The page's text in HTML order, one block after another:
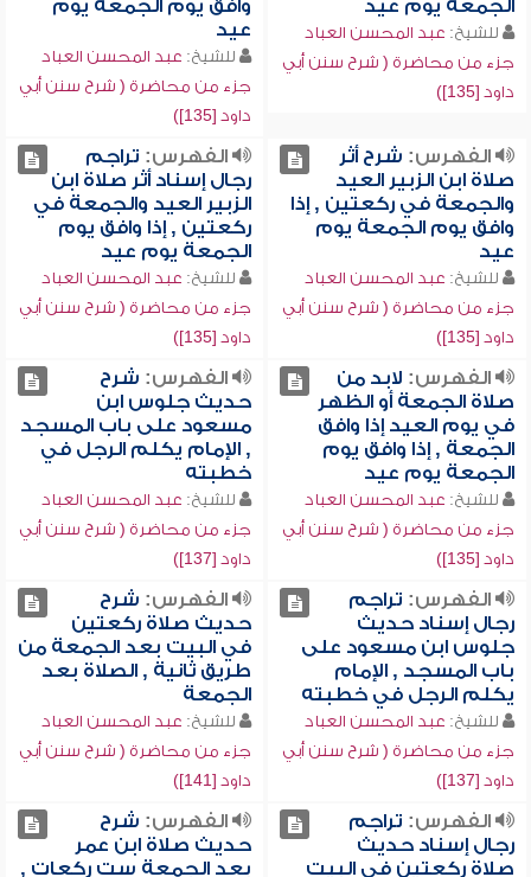
الجمعة يوم عيد
للشيخ: عبد المحسن العباد
جزء من محاضرة ( شرح سنن أبي
داود [135])
وافق يوم الجمعة يوم
عيد
للشيخ: عبد المحسن العباد
جزء من محاضرة ( شرح سنن أبي
داود [135])
الفهرس: شرح أثر
صلاة ابن الزبير العيد
والجمعة في ركعتين , إذا
وافق يوم الجمعة يوم
عيد
للشيخ: عبد المحسن العباد
جزء من محاضرة ( شرح سنن أبي
داود [135])
الفهرس: تراجم
رجال إسناد أثر صلاة ابن
الزبير العيد والجمعة في
ركعتين , إذا وافق يوم
الجمعة يوم عيد
للشيخ: عبد المحسن العباد
جزء من محاضرة ( شرح سنن أبي
داود [135])
الفهرس: لابد من
صلاة الجمعة أو الظهر
في يوم العيد إذا وافق
الجمعة , إذا وافق يوم
الجمعة يوم عيد
للشيخ: عبد المحسن العباد
جزء من محاضرة ( شرح سنن أبي
داود [135])
الفهرس: شرح
حديث جلوس ابن
مسعود على باب المسجد
, الإمام يكلم الرجل في
خطبته
للشيخ: عبد المحسن العباد
جزء من محاضرة ( شرح سنن أبي
داود [137])
الفهرس: تراجم
رجال إسناد حديث
جلوس ابن مسعود على
باب المسجد , الإمام
يكلم الرجل في خطبته
للشيخ: عبد المحسن العباد
جزء من محاضرة ( شرح سنن أبي
داود [137])
الفهرس: شرح
حديث صلاة ركعتين
في البيت بعد الجمعة من
طريق ثانية , الصلاة بعد
الجمعة
للشيخ: عبد المحسن العباد
جزء من محاضرة ( شرح سنن أبي
داود [141])
الفهرس: تراجم
رجال إسناد حديث
صلاة ركعتين في البيت
الفهرس: شرح
حديث صلاة ابن عمر
بعد الجمعة ست ركعات ,